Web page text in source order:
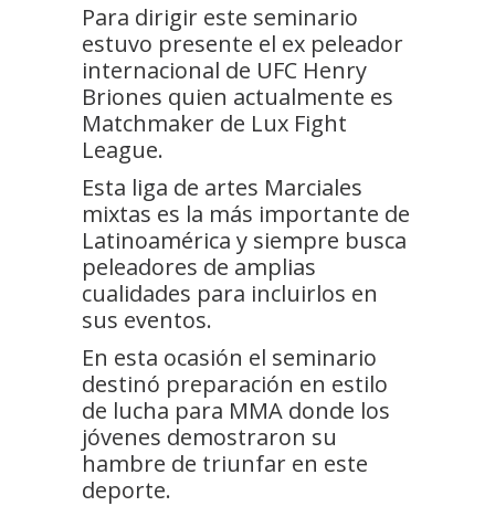
Para dirigir este seminario
estuvo presente el ex peleador
internacional de UFC Henry
Briones quien actualmente es
Matchmaker de Lux Fight
League.
Esta liga de artes Marciales
mixtas es la más importante de
Latinoamérica y siempre busca
peleadores de amplias
cualidades para incluirlos en
sus eventos.
En esta ocasión el seminario
destinó preparación en estilo
de lucha para MMA donde los
jóvenes demostraron su
hambre de triunfar en este
deporte.